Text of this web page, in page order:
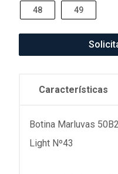
48 49
Características
Botina Marluvas
Light Nº43